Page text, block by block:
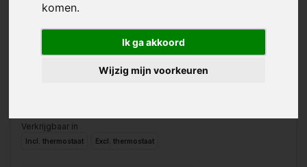
komen.
Ik ga akkoord
Wijzig mijn voorkeuren
€19,95
Verkrijgbaar in
Incl. thermostaat Excl. thermostaat